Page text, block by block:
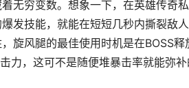
无穷变数。想象一下，在英雄传奇
发技能，就能在短短几秒内撕裂敌人
风腿的最佳使用时机是在BOSS释
力，这可不是随便堆暴击率就能弥补